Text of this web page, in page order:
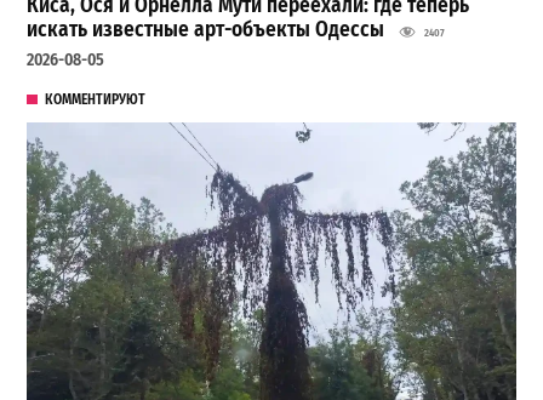
Киса, Ося и Орнелла Мути переехали: где теперь
искать известные арт-объекты Одессы
2407
2026-08-05
КОММЕНТИРУЮТ